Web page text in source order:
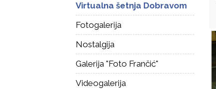
Virtualna šetnja Dobravom
Fotogalerija
Nostalgija
Galerija "Foto Frančić"
Videogalerija